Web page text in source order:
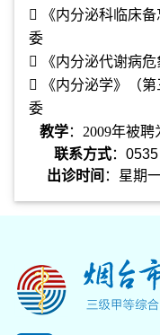
 《内分泌科临床
委
 《内分泌代谢病
 《内分泌学》（
委
教学：2009年被
联系方式：
出诊时间 ：星期